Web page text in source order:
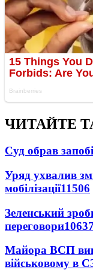
ЧИТАЙТЕ
Суд обрав
Уряд ухвалив
мобілізації11506
Зеленський
переговори10637
Майора ВСП
військовому в